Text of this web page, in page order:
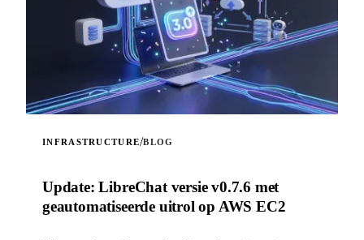
INFRASTRUCTURE/BLOG
Update: LibreChat versie v0.7.6 met
geautomatiseerde uitrol op AWS EC2